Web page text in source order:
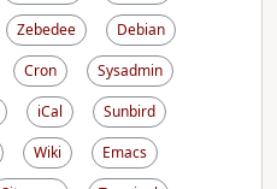
Zebedee
Debian
Cron
Sysadmin
iCal
Sunbird
Wiki
Emacs